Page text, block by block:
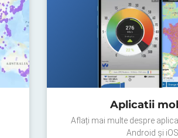
Aplicatii
Aflați mai multe despre
Android și iOS